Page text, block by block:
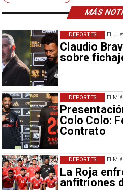
MÁS
El
Claudio
sobre
DEPORTES
El
Colo Colo:
Contrato
DEPORTES
El
La Roja
anfitriones
DEPORTES